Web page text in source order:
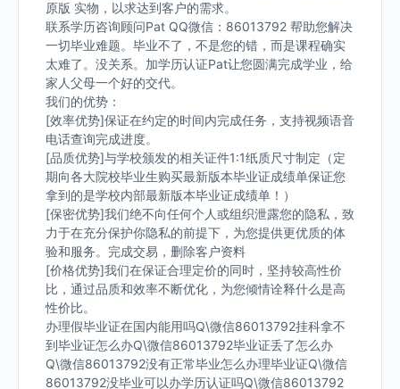
原版 实物，以求达到客户的需求。
联系学历咨询顾问Pat QQ微信：86013792 帮助您解决
一切毕业难题。毕业不了，不是您的错，而是课程确实
太难了。没关系。加学历认证Pat让您圆满完成学业，给
家人父母一个好的交代。
我们的优势：
[效率优势]保证在约定的时间内完成任务，支持视频语音
电话查询完成进度。
[品质优势]与学校颁发的相关证件1:1纸质尺寸制定（定
期向各大院校毕业生购买最新版本毕业证成绩单保证您
拿到的是学校内部最新版本毕业证成绩单！）
[保密优势]我们绝不向任何个人或组织泄露您的隐私，致
力于在充分保护你隐私的前提下，为您提供更优质的体
验和服务。完成交易，删除客户资料
[价格优势]我们在保证合理定价的同时，坚持较高性价
比，通过品质和效率不断优化，为您倾情诠释什么是高
性价比。
办理假毕业证在国内能用吗Q\微信86013792挂科拿不
到毕业证怎么办Q\微信86013792毕业证丢了怎么办
Q\微信86013792没有正常毕业怎么办理毕业证Q\微信
86013792没毕业可以办学历认证吗Q\微信86013792